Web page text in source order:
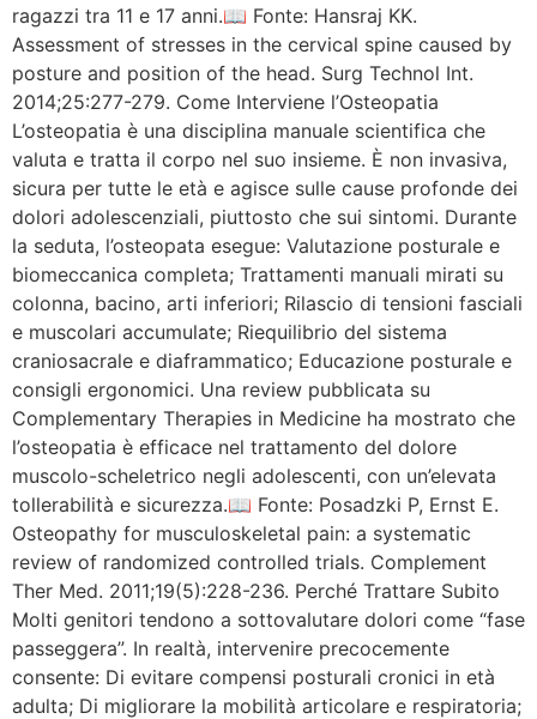
ragazzi tra 11 e 17 anni.📖 Fonte: Hansraj KK.
Assessment of stresses in the cervical spine caused by
posture and position of the head. Surg Technol Int.
2014;25:277-279. Come Interviene l’Osteopatia
L’osteopatia è una disciplina manuale scientifica che
valuta e tratta il corpo nel suo insieme. È non invasiva,
sicura per tutte le età e agisce sulle cause profonde dei
dolori adolescenziali, piuttosto che sui sintomi. Durante
la seduta, l’osteopata esegue: Valutazione posturale e
biomeccanica completa; Trattamenti manuali mirati su
colonna, bacino, arti inferiori; Rilascio di tensioni fasciali
e muscolari accumulate; Riequilibrio del sistema
craniosacrale e diaframmatico; Educazione posturale e
consigli ergonomici. Una review pubblicata su
Complementary Therapies in Medicine ha mostrato che
l’osteopatia è efficace nel trattamento del dolore
muscolo-scheletrico negli adolescenti, con un’elevata
tollerabilità e sicurezza.📖 Fonte: Posadzki P, Ernst E.
Osteopathy for musculoskeletal pain: a systematic
review of randomized controlled trials. Complement
Ther Med. 2011;19(5):228-236. Perché Trattare Subito
Molti genitori tendono a sottovalutare dolori come “fase
passeggera”. In realtà, intervenire precocemente
consente: Di evitare compensi posturali cronici in età
adulta; Di migliorare la mobilità articolare e respiratoria;